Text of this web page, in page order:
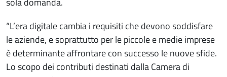
“L’era digitale cambia i requisiti che devono soddisfare
le aziende, e soprattutto per le piccole e medie imprese
è determinante affrontare con successo le nuove sfide.
Lo scopo dei contributi destinati dalla Camera di